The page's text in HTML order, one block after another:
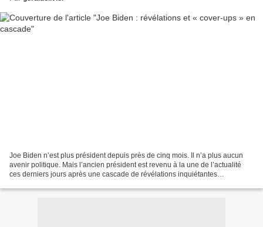
Joe Biden n’est plus président depuis près de cinq mois. Il n’a plus aucun
avenir politique. Mais l’ancien président est revenu à la une de l’actualité
ces derniers jours après une cascade de révélations inquiétantes